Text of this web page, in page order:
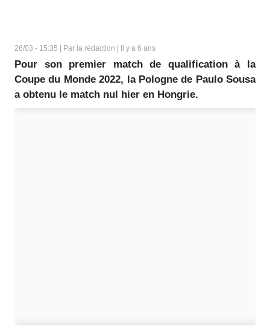
26/03 - 15:35 | Par la rédaction | Il y a 6 ans
Pour son premier match de qualification à la
Coupe du Monde 2022, la Pologne de Paulo Sousa
a obtenu le match nul hier en Hongrie.